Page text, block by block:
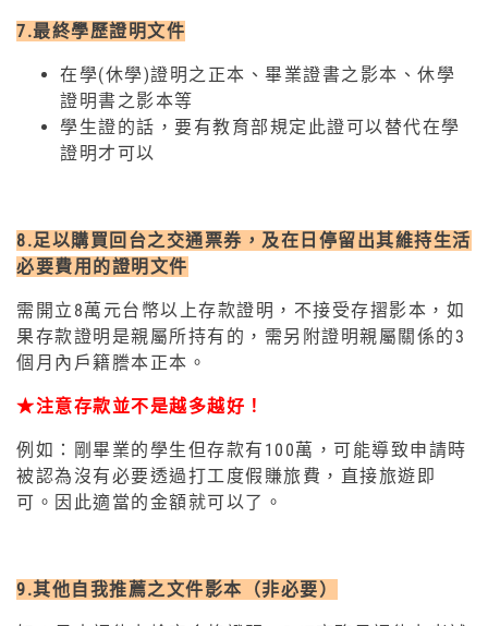
7.最終學歷證明文件
在學(休學)證明之正本、畢業證書之影本、休學
證明書之影本等
學生證的話，要有教育部規定此證可以替代在學
證明才可以
8.足以購買回台之交通票券，及在日停留出其維持生活
必要費用的證明文件
需開立8萬元台幣以上存款證明，不接受存摺影本，如
果存款證明是親屬所持有的，需另附證明親屬關係的3
個月內戶籍謄本正本。
★注意存款並不是越多越好！
例如：剛畢業的學生但存款有100萬，可能導致申請時
被認為沒有必要透過打工度假賺旅費，直接旅遊即
可。因此適當的金額就可以了。
9.其他自我推薦之文件影本（非必要）